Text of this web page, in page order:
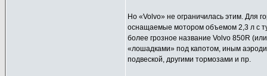
Но «Volvo» не ограничилась этим. Для
оснащаемые мотором объемом 2,3 л с
более грозное название Volvo 850R
«лошадками» под капотом, иным
подвеской, другими тормозами и пр.